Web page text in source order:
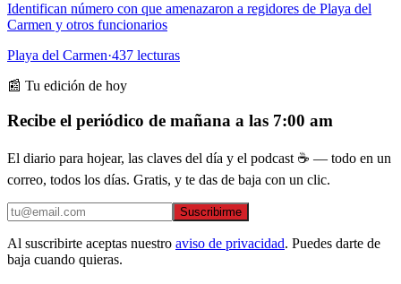
Identifican número con que amenazaron a regidores de Playa del
Carmen y otros funcionarios
Playa del Carmen·437 lecturas
📰 Tu edición de hoy
Recibe el periódico de mañana a las 7:00 am
El diario para hojear, las claves del día y el podcast ☕ — todo en un
correo, todos los días. Gratis, y te das de baja con un clic.
Suscribirme
Al suscribirte aceptas nuestro aviso de privacidad. Puedes darte de
baja cuando quieras.